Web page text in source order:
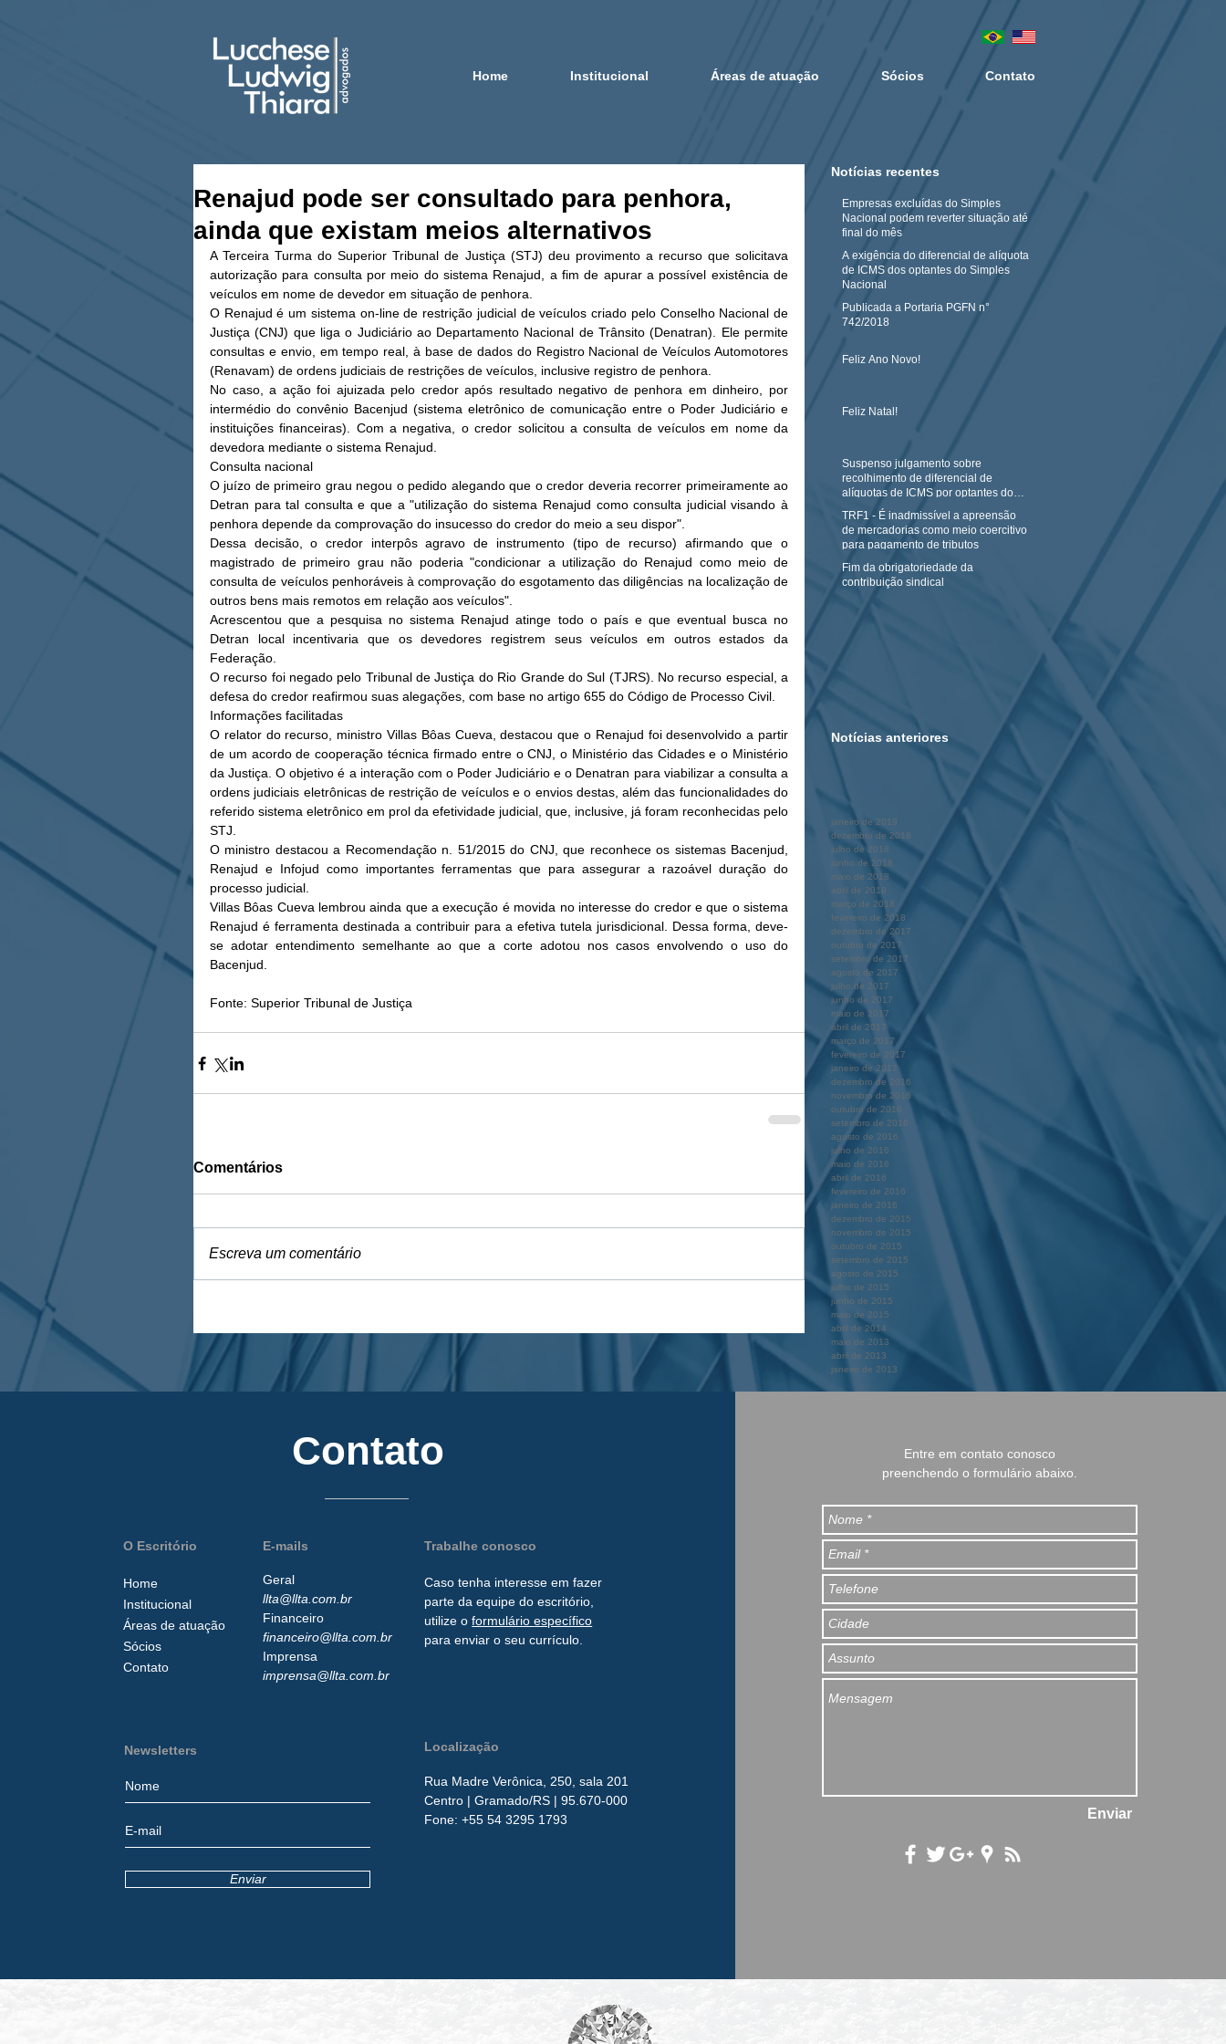
Home Institucional Áreas de atuação Sócios Contato
Renajud pode ser consultado para penhora,
ainda que existam meios alternativos
A Terceira Turma do Superior Tribunal de Justiça (STJ) deu provimento a recurso que solicitava
autorização para consulta por meio do sistema Renajud, a fim de apurar a possível existência de
veículos em nome de devedor em situação de penhora.
O Renajud é um sistema on-line de restrição judicial de veículos criado pelo Conselho Nacional de
Justiça (CNJ) que liga o Judiciário ao Departamento Nacional de Trânsito (Denatran). Ele permite
consultas e envio, em tempo real, à base de dados do Registro Nacional de Veículos Automotores
(Renavam) de ordens judiciais de restrições de veículos, inclusive registro de penhora.
No caso, a ação foi ajuizada pelo credor após resultado negativo de penhora em dinheiro, por
intermédio do convênio Bacenjud (sistema eletrônico de comunicação entre o Poder Judiciário e
instituições financeiras). Com a negativa, o credor solicitou a consulta de veículos em nome da
devedora mediante o sistema Renajud.
Consulta nacional
O juízo de primeiro grau negou o pedido alegando que o credor deveria recorrer primeiramente ao
Detran para tal consulta e que a "utilização do sistema Renajud como consulta judicial visando à
penhora depende da comprovação do insucesso do credor do meio a seu dispor".
Dessa decisão, o credor interpôs agravo de instrumento (tipo de recurso) afirmando que o
magistrado de primeiro grau não poderia "condicionar a utilização do Renajud como meio de
consulta de veículos penhoráveis à comprovação do esgotamento das diligências na localização de
outros bens mais remotos em relação aos veículos".
Acrescentou que a pesquisa no sistema Renajud atinge todo o país e que eventual busca no
Detran local incentivaria que os devedores registrem seus veículos em outros estados da
Federação.
O recurso foi negado pelo Tribunal de Justiça do Rio Grande do Sul (TJRS). No recurso especial, a
defesa do credor reafirmou suas alegações, com base no artigo 655 do Código de Processo Civil.
Informações facilitadas
O relator do recurso, ministro Villas Bôas Cueva, destacou que o Renajud foi desenvolvido a partir
de um acordo de cooperação técnica firmado entre o CNJ, o Ministério das Cidades e o Ministério
da Justiça. O objetivo é a interação com o Poder Judiciário e o Denatran para viabilizar a consulta a
ordens judiciais eletrônicas de restrição de veículos e o envios destas, além das funcionalidades do
referido sistema eletrônico em prol da efetividade judicial, que, inclusive, já foram reconhecidas pelo
STJ.
O ministro destacou a Recomendação n. 51/2015 do CNJ, que reconhece os sistemas Bacenjud,
Renajud e Infojud como importantes ferramentas que para assegurar a razoável duração do
processo judicial.
Villas Bôas Cueva lembrou ainda que a execução é movida no interesse do credor e que o sistema
Renajud é ferramenta destinada a contribuir para a efetiva tutela jurisdicional. Dessa forma, deve-
se adotar entendimento semelhante ao que a corte adotou nos casos envolvendo o uso do
Bacenjud.
Fonte: Superior Tribunal de Justiça
Comentários
Escreva um comentário
Notícias recentes
Empresas excluídas do Simples
Nacional podem reverter situação até
final do mês
A exigência do diferencial de alíquota
de ICMS dos optantes do Simples
Nacional
Publicada a Portaria PGFN n°
742/2018
Feliz Ano Novo!
Feliz Natal!
Suspenso julgamento sobre
recolhimento de diferencial de
alíquotas de ICMS por optantes do
Simples N
TRF1 - É inadmissível a apreensão
de mercadorias como meio coercitivo
para pagamento de tributos
Fim da obrigatoriedade da
contribuição sindical
Notícias anteriores
janeiro de 2019
dezembro de 2018
julho de 2018
junho de 2018
maio de 2018
abril de 2018
março de 2018
fevereiro de 2018
dezembro de 2017
outubro de 2017
setembro de 2017
agosto de 2017
julho de 2017
junho de 2017
maio de 2017
abril de 2017
março de 2017
fevereiro de 2017
janeiro de 2017
dezembro de 2016
novembro de 2016
outubro de 2016
setembro de 2016
agosto de 2016
julho de 2016
maio de 2016
abril de 2016
fevereiro de 2016
janeiro de 2016
dezembro de 2015
novembro de 2015
outubro de 2015
setembro de 2015
agosto de 2015
julho de 2015
junho de 2015
maio de 2015
abril de 2014
maio de 2013
abril de 2013
janeiro de 2013
Contato
O Escritório
Home
Institucional
Áreas de atuação
Sócios
Contato
E-mails
Geral
llta@llta.com.br
Financeiro
financeiro@llta.com.br
Imprensa
imprensa@llta.com.br
Trabalhe conosco
Caso tenha interesseemfazer
parte daequipe do escritório,
utilize oformulárioespecífico
para enviar o seu currículo.
Enviar
Newsletters Localização
Rua Madre Verônica, 250, sala 201
Centro | Gramado/RS | 95.670-000
​Fone:+55 54 3295 1793
Entre em contato conosco
preenchendo o formulário abaixo.
Enviar